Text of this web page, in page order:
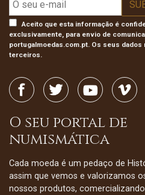
Aceito que esta informação é
exclusivamente, para envio de
portugalmoedas.com.pt. Os seus
terceiros.
O seu portal de
numismática
Cada moeda é um pedaço de
assim que vemos e valorizamos
nossos produtos, comercializando